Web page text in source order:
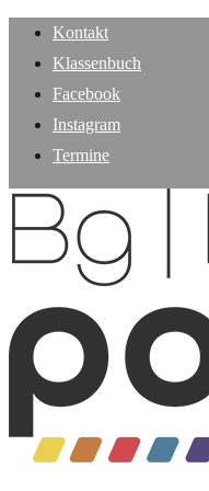
Kontakt
Klassenbuch
Facebook
Instagram
Termine